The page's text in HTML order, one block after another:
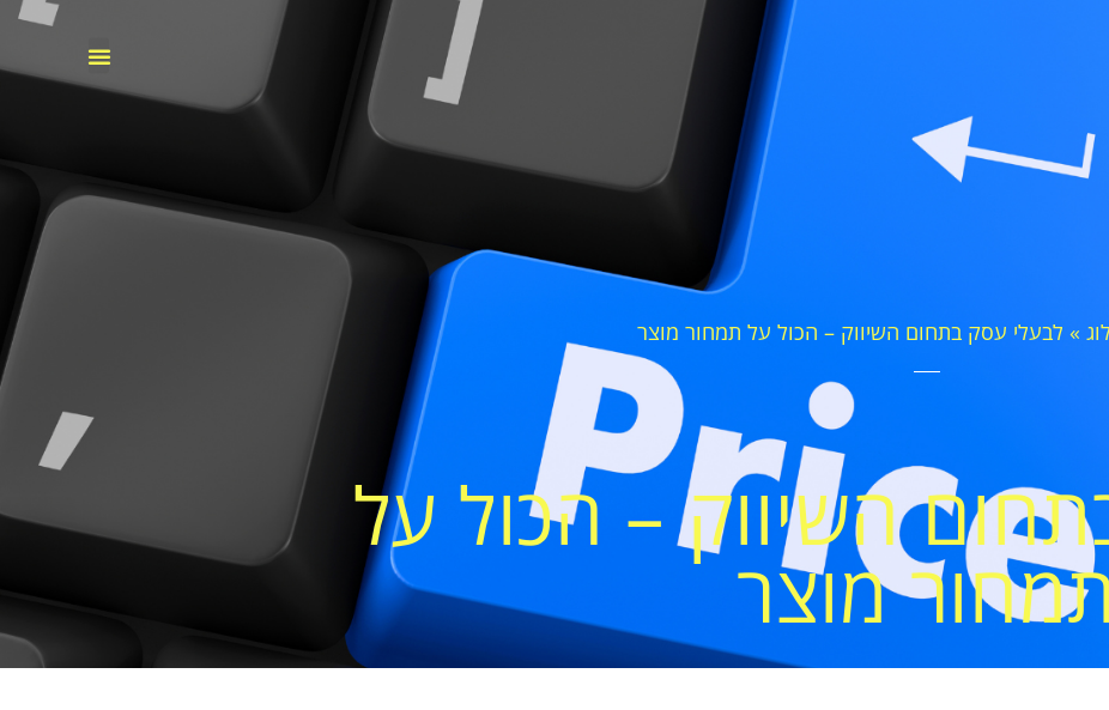
» לבעלי עסק בתחום השיווק – הכול על תמחור מוצר
השיווק – הכול על
תמחור מוצר